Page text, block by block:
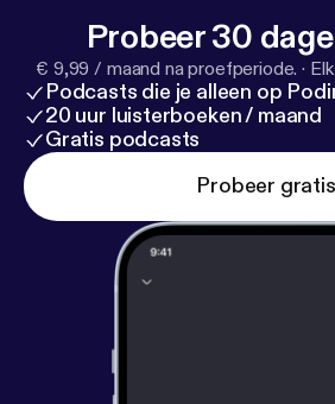
com/metricoolNoticias Redes
essocialeshoy.comNoticias IA:
tificialhoy.comClub:https://
Probeer 30
€ 9,99 / maand na proefperiode. ·
Podcasts die je alleen op
20 uur luisterboeken / maand
Gratis podcasts
Probeer gratis